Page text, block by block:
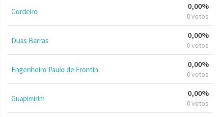
Cordeiro
0,00%
0 votos
Duas Barras
0,00%
0 votos
Engenheiro Paulo de Frontin
0,00%
0 votos
Guapimirim
0,00%
0 votos